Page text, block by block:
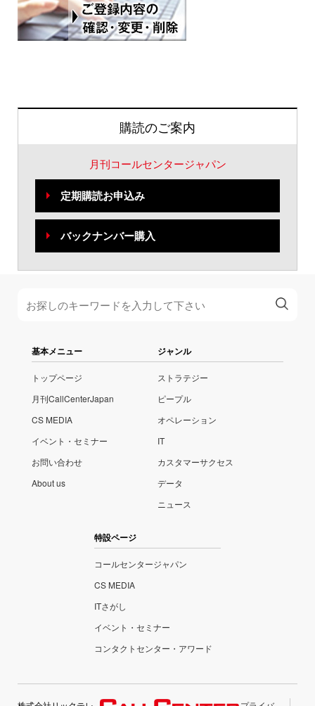
購読のご案内
月刊コールセンタージャパン
定期購読お申込み
バックナンバー購入
基本メニュー
トップページ
月刊CallCenterJapan
CS MEDIA
イベント・セミナー
お問い合わせ
About us
ジャンル
ストラテジー
ピープル
オペレーション
IT
カスタマーサクセス
データ
ニュース
特設ページ
コールセンタージャパン
CS MEDIA
ITさがし
イベント・セミナー
コンタクトセンター・アワード